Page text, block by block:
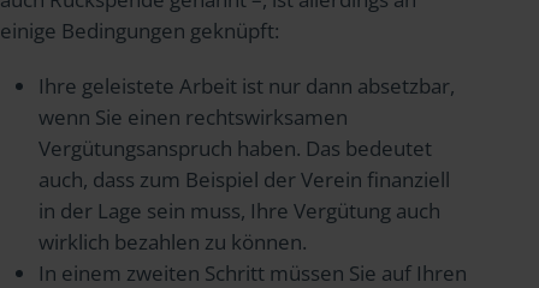
einige Bedingungen geknüpft:
Ihre geleistete Arbeit ist nur dann absetzbar,
wenn Sie einen rechtswirksamen
Vergütungsanspruch haben. Das bedeutet
auch, dass zum Beispiel der Verein finanziell
in der Lage sein muss, Ihre Vergütung auch
wirklich bezahlen zu können.
In einem zweiten Schritt müssen Sie auf Ihren